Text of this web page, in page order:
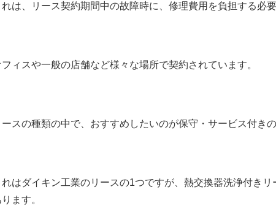
れは、リース契約期間中の故障時に、修理費用を負担する必
フィスや一般の店舗など様々な場所で契約されています。
ースの種類の中で、おすすめしたいのが保守・サービス付き
れはダイキン工業のリースの1つですが、熱交換器洗浄付き
ます。